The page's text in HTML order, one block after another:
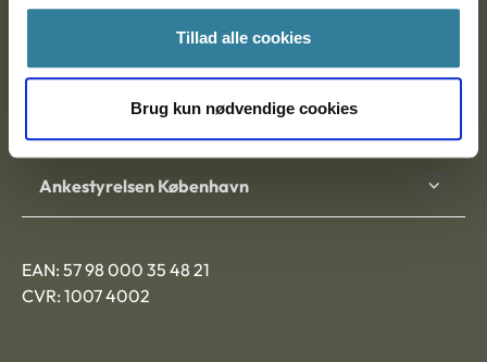
Tillad alle cookies
Brug kun nødvendige cookies
Nytorv 7, 2. sal
Ankestyrelsen Aalborg
Ankestyrelsen København
EAN: 57 98 000 35 48 21
CVR: 1007 4002